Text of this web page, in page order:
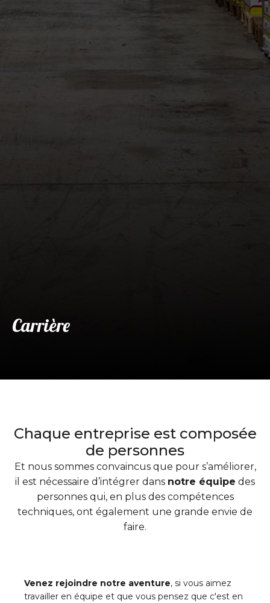
Carrière
Chaque entreprise est composée
de personnes
Et nous sommes convaincus que pour s’améliorer,
il est nécessaire d’intégrer dans notre équipe des
personnes qui, en plus des compétences
techniques, ont également une grande envie de
faire.
Venez rejoindre notre aventure, si vous aimez
travailler en équipe et que vous pensez que c'est en